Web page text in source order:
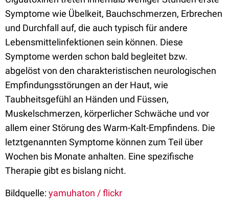
Symptome wie Übelkeit, Bauchschmerzen, Erbrechen
und Durchfall auf, die auch typisch für andere
Lebensmittelinfektionen sein können. Diese
Symptome werden schon bald begleitet bzw.
abgelöst von den charakteristischen neurologischen
Empfindungsstörungen an der Haut, wie
Taubheitsgefühl an Händen und Füssen,
Muskelschmerzen, körperlicher Schwäche und vor
allem einer Störung des Warm-Kalt-Empfindens. Die
letztgenannten Symptome können zum Teil über
Wochen bis Monate anhalten. Eine spezifische
Therapie gibt es bislang nicht.
Bildquelle:yamuhaton / flickr